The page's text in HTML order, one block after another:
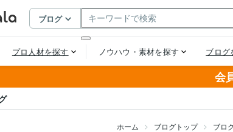
会
ホーム ブログトップ ブロ